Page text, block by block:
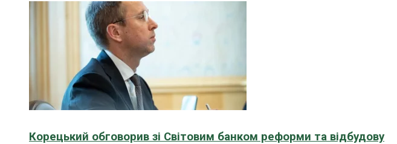
Корецький обговорив зі Світовим банком реформи та відбудову